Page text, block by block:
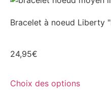
Bracelet à noeud Liberty
24,95€
Choix des options